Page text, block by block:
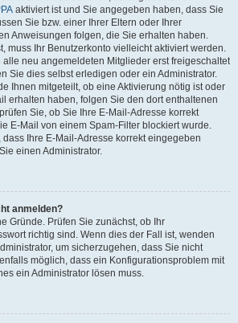
aktiviert ist und Sie angegeben haben, dass Sie
Sie bzw. einer Ihrer Eltern oder Ihrer
Anweisungen folgen, die Sie erhalten haben.
muss Ihr Benutzerkonto vielleicht aktiviert werden.
alle neu angemeldeten Mitglieder erst freigeschaltet
Sie dies selbst erledigen oder ein Administrator.
Ihnen mitgeteilt, ob eine Aktivierung nötig ist oder
erhalten haben, folgen Sie den dort enthaltenen
Sie, ob Sie Ihre E-Mail-Adresse korrekt
E-Mail von einem Spam-Filter blockiert wurde.
Ihre E-Mail-Adresse korrekt eingegeben
einen Administrator.
anmelden?
Gründe. Prüfen Sie zunächst, ob Ihr
richtig sind. Wenn dies der Fall ist, wenden
um sicherzugehen, dass Sie nicht
möglich, dass ein Konfigurationsproblem mit
ein Administrator lösen muss.